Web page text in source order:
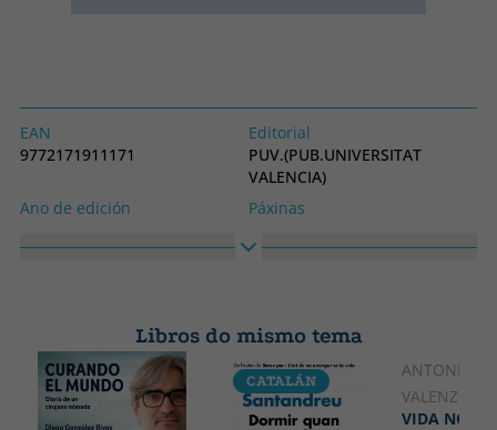
EAN
9772171911171
Editorial
PUV.(PUB.UNIVERSITAT
VALENCIA)
Ano de edición
Páxinas
Libros do mismo tema
CATALÁN
ANTONIO
VALENZUELA
VIDA